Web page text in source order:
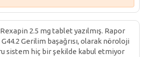
2.5 mg tablet yazılmış. Rapor
G44.2 Gerilim başağrısı, olarak nöroloji
sistem hiç bir şekilde kabul etmiyor